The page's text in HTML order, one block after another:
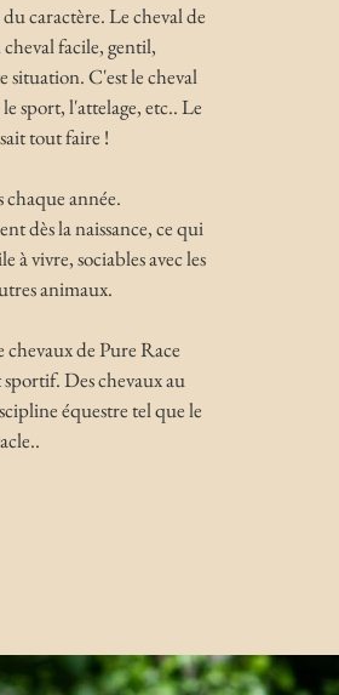
caractère. Le cheval de
facile, gentil,
C'est le cheval
sport, l'attelage, etc.. Le
tout faire !
année.
dès la naissance, ce qui
à vivre, sociables avec les
animaux.
chevaux de Pure Race
Des chevaux au
équestre tel que le